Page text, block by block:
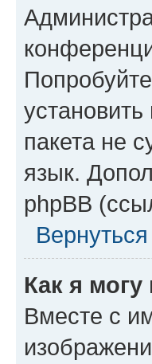
пакета не
язык.
phpBB
Как я
Вместе с